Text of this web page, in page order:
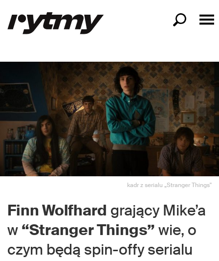
kadr z serialu „Stranger Things"
Finn Wolfhard grający Mike’a
w “Stranger Things” wie, o
czym będą spin-offy serialu